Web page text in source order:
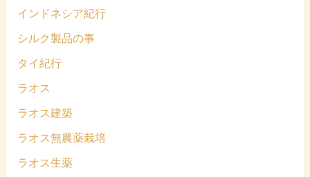
インドネシア紀行
シルク製品の事
タイ紀行
ラオス
ラオス建築
ラオス無農薬栽培
ラオス生薬